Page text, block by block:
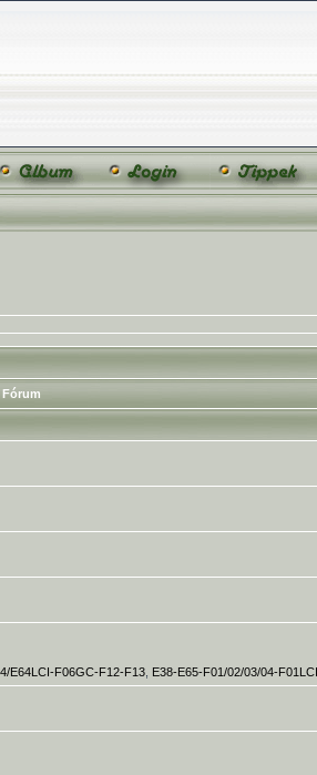
Fórum
E64LCI-F06GC-F12-F13 E38-E65-F01/02/03/04-